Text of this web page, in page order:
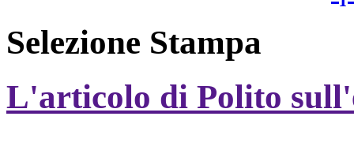
Selezione Stampa
L'articolo di Polito